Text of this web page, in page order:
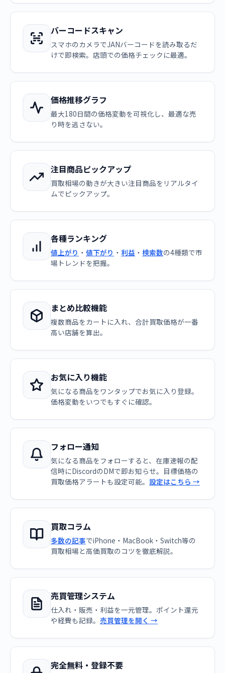
バーコードスキャン
スマホのカメラでJANバーコードを読み取るだ
けで即検索。店頭での価格チェックに最適。
価格推移グラフ
最大180日間の価格変動を可視化し、最適な売
り時を逃さない。
注目商品ピックアップ
買取相場の動きが大きい注目商品をリアルタイ
ムでピックアップ。
各種ランキング
値上がり ・ 値下がり ・ 利益 ・ 検索数の4種類で市
場トレンドを把握。
まとめ比較機能
複数商品をカートに入れ、合計買取価格が一番
高い店舗を算出。
お気に入り機能
気になる商品をワンタップでお気に入り登録。
価格変動をいつでもすぐに確認。
フォロー通知
気になる商品をフォローすると、在庫速報の配
信時にDiscordのDMで即お知らせ。目標価格の
買取価格アラートも設定可能。 設定はこちら →
買取コラム
多数の記事でiPhone・MacBook・Switch等の
買取相場と高価買取のコツを徹底解説。
売買管理システム
仕入れ・販売・利益を一元管理。ポイント還元
や経費も記録。 売買管理を開く →
完全無料・登録不要